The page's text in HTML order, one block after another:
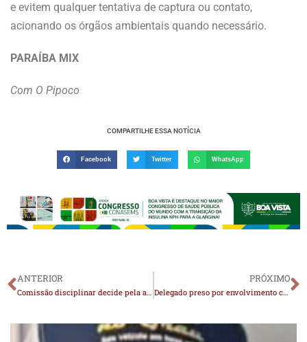
e evitem qualquer tentativa de captura ou contato,
acionando os órgãos ambientais quando necessário.
PARAÍBA MIX
Com O Pipoco
COMPARTILHE ESSA NOTÍCIA
Facebook Twitter WhatsApp
ANTERIOR
Comissão disciplinar decide pela anulação da partida entre Estudantes de Cabaceiras e Atlético de Camalaú pela Copa Integração e novo jogo será realizado
PRÓXIMO
Delegado preso por envolvimento com esquema de desvio de drogas na Paraíba pede prisão domiciliar humanitária